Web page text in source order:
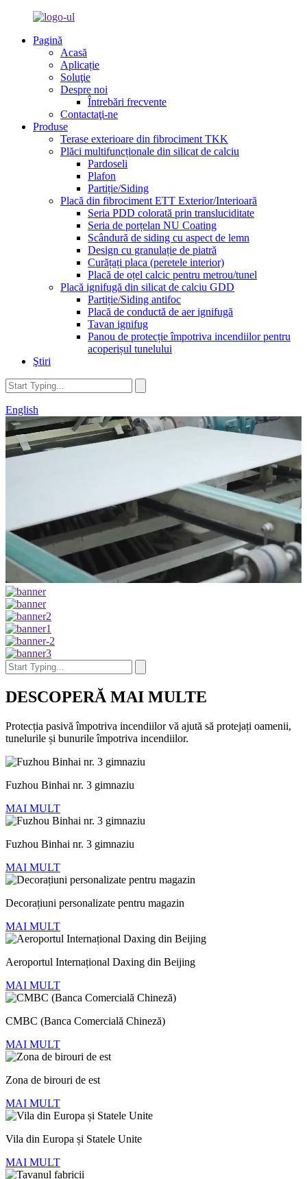
Pagină
Acasă
Aplicație
Soluţie
Despre noi
Întrebări frecvente
Contactaţi-ne
Produse
Terase exterioare din fibrociment TKK
Plăci multifuncționale din silicat de calciu
Pardoseli
Plafon
Partiție/Siding
Placă din fibrociment ETT Exterior/Interioară
Seria PDD colorată prin transluciditate
Seria de porțelan NU Coating
Scândură de siding cu aspect de lemn
Design cu granulație de piatră
Curățați placa (peretele interior)
Placă de oțel calcic pentru metrou/tunel
Placă ignifugă din silicat de calciu GDD
Partiție/Siding antifoc
Placă de conductă de aer ignifugă
Tavan ignifug
Panou de protecție împotriva incendiilor pentru
acoperișul tunelului
Ştiri
English
DESCOPERĂ MAI MULTE
Protecția pasivă împotriva incendiilor vă ajută să protejați oamenii,
tunelurile și bunurile împotriva incendiilor.
Fuzhou Binhai nr. 3 gimnaziu
MAI MULT
Fuzhou Binhai nr. 3 gimnaziu
MAI MULT
Decorațiuni personalizate pentru magazin
MAI MULT
Aeroportul Internațional Daxing din Beijing
MAI MULT
CMBC (Banca Comercială Chineză)
MAI MULT
Zona de birouri de est
MAI MULT
Vila din Europa și Statele Unite
MAI MULT